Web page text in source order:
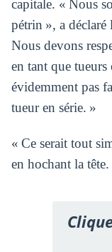
capitale. « Nous
pétrin », a
Nous devons
en tant que
évidemment pas
tueur en série. »
« Ce serait tout
en hochant la tête.